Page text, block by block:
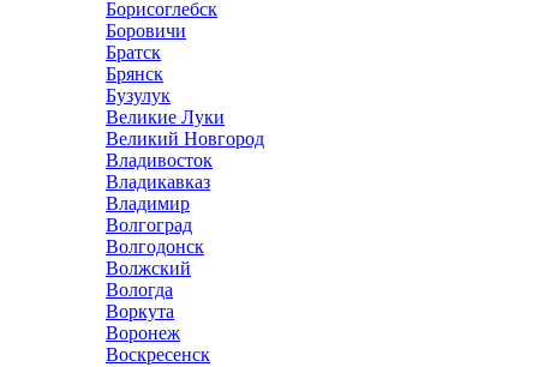
Борисоглебск
Боровичи
Братск
Брянск
Бузулук
Великие Луки
Великий Новгород
Владивосток
Владикавказ
Владимир
Волгоград
Волгодонск
Волжский
Вологда
Воркута
Воронеж
Воскресенск